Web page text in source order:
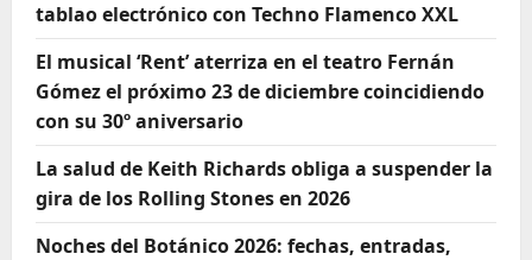
tablao electrónico con Techno Flamenco XXL
El musical ‘Rent’ aterriza en el teatro Fernán
Gómez el próximo 23 de diciembre coincidiendo
con su 30º aniversario
La salud de Keith Richards obliga a suspender la
gira de los Rolling Stones en 2026
Noches del Botánico 2026: fechas, entradas,